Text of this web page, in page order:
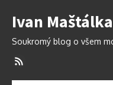
na
Ivan Maštálka
Soukromý blog o všem